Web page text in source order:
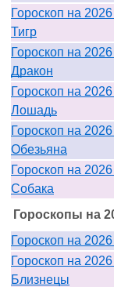
Гороскоп на
Тигр
Гороскоп на
Дракон
Гороскоп на
Лошадь
Гороскоп на
Обезьяна
Гороскоп на
Собака
Гороскопы на
Гороскоп на
Гороскоп на 2026
Близнецы